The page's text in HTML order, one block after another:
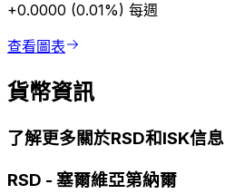
+0.0000 (0.01%) 每週
查看圖表
貨幣資訊
了解更多關於RSD和ISK信息
RSD - 塞爾維亞第納爾